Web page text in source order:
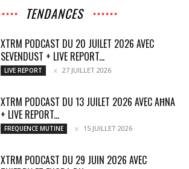
TENDANCES
XTRM PODCAST DU 20 JUILET 2026 AVEC
SEVENDUST + LIVE REPORT...
LIVE REPORT 27 JUILLET 2026
XTRM PODCAST DU 13 JUILET 2026 AVEC AĦNA
+ LIVE REPORT...
FREQUENCE MUTINE 15 JUILLET 2026
XTRM PODCAST DU 29 JUIN 2026 AVEC